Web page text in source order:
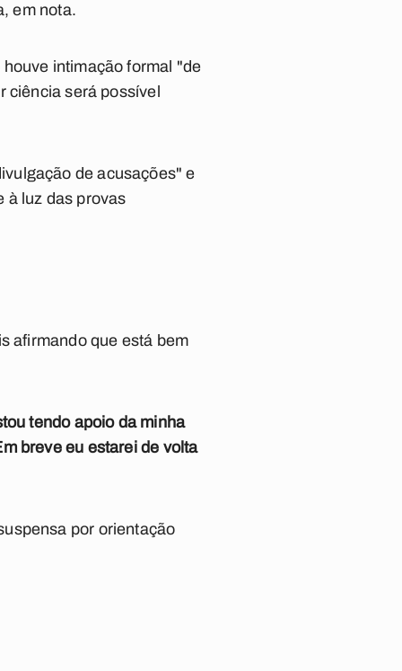
em nota.
intimação formal "de
ciência será possível
de acusações" e
à luz das provas
afirmando que está bem
tendo apoio da minha
breve eu estarei de volta
por orientação